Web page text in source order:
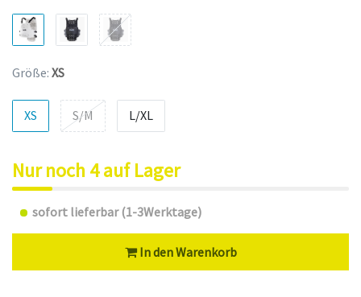
Größe: XS
XS S/M L/XL
Nur noch 4 auf Lager
sofort lieferbar (1-3Werktage)
In den Warenkorb